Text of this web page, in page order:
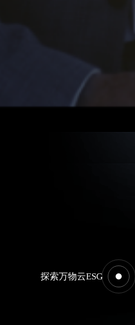
探索万物云ESG